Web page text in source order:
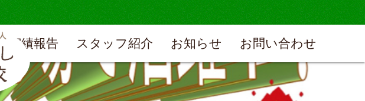
実績報告 スタッフ紹介 お知らせ お問い合わせ